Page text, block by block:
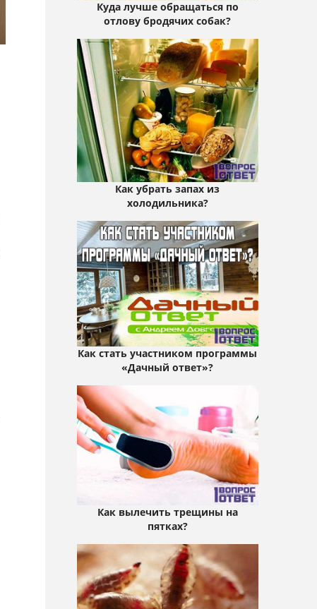
Куда лучше обращаться по
отлову бродячих собак?
Как убрать запах из
холодильника?
Как стать участником программы
«Дачный ответ»?
Как вылечить трещины на
пятках?